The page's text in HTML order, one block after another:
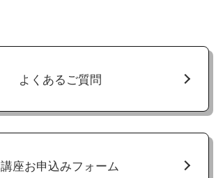
よくあるご質問
講座お申込みフォーム